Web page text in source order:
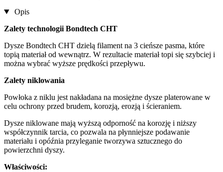
Opis
Zalety technologii Bondtech CHT
Dysze Bondtech CHT dzielą filament na 3 cieńsze pasma, które
topią materiał od wewnątrz. W rezultacie materiał topi się szybciej i
można wybrać wyższe prędkości przepływu.
Zalety niklowania
Powłoka z niklu jest nakładana na mosiężne dysze platerowane w
celu ochrony przed brudem, korozją, erozją i ścieraniem.
Dysze niklowane mają wyższą odporność na korozję i niższy
współczynnik tarcia, co pozwala na płynniejsze podawanie
materiału i opóźnia przyleganie tworzywa sztucznego do
powierzchni dyszy.
Właściwości: